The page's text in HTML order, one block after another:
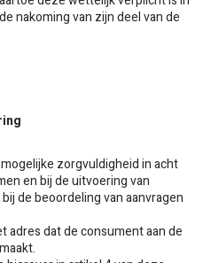
nakoming van zijn deel van de
zorgvuldigheid in acht
en bij de uitvoering van
de beoordeling van aanvragen
adres dat de consument aan de